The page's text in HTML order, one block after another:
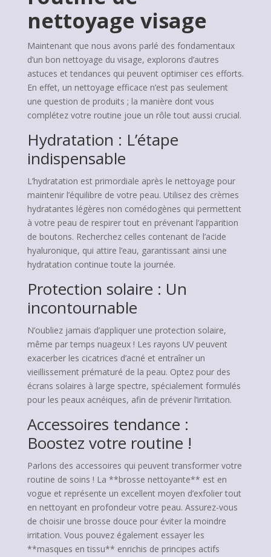
nettoyage visage
Maintenant que nous avons parlé des fondamentaux
d’un bon nettoyage du visage, explorons d’autres
astuces et tendances qui peuvent optimiser ces efforts.
En effet, un nettoyage efficace n’est pas seulement
une question de produits ; la manière dont vous
complétez votre routine joue un rôle tout aussi crucial.
Hydratation : L’étape
indispensable
L’hydratation est primordiale après le nettoyage pour
maintenir l’équilibre de votre peau. Utilisez des crèmes
hydratantes légères non comédogènes qui permettent
à votre peau de respirer tout en prévenant l’apparition
de boutons. Recherchez celles contenant de l’acide
hyaluronique, qui attire l’eau, garantissant ainsi une
hydratation continue toute la journée.
Protection solaire : Un
incontournable
N’oubliez jamais d’appliquer une protection solaire,
même par temps nuageux ! Les rayons UV peuvent
exacerber les cicatrices d’acné et entraîner un
vieillissement prématuré de la peau. Optez pour des
écrans solaires à large spectre, spécialement formulés
pour les peaux acnéiques, afin de prévenir l’irritation.
Accessoires tendance :
Boostez votre routine !
Parlons des accessoires qui peuvent transformer votre
routine de soins ! La **brosse nettoyante** est en
vogue et représente un excellent moyen d’exfolier tout
en nettoyant en profondeur votre peau. Assurez-vous
de choisir une brosse douce pour éviter la moindre
irritation. Vous pouvez également essayer les
**masques en tissu** enrichis de principes actifs